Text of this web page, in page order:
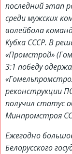
последний этап
среди мужских
волейбола
Кубка СССР. В
«Промстрой»
3:1 победу
реконструкции
получил статус
Минпромстроя
Ежегодно
Белорусского